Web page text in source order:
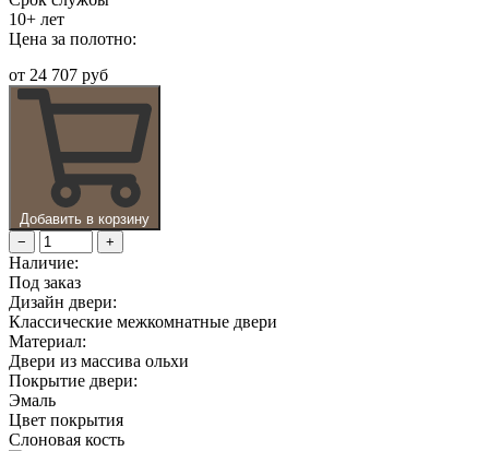
10+ лет
Цена за полотно:
от 24 707 руб
Добавить в корзину
−
+
Наличие:
Под заказ
Дизайн двери:
Классические межкомнатные двери
Материал:
Двери из массива ольхи
Покрытие двери:
Эмаль
Цвет покрытия
Слоновая кость